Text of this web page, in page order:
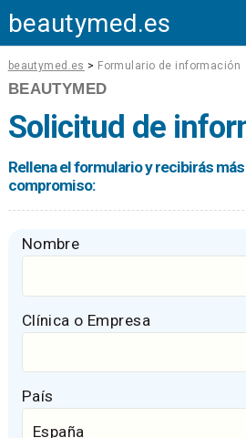
beautymed.es
beautymed.es > Formulario de información
BEAUTYMED
Solicitud de
Rellena el formulario y recibirás
compromiso:
Nombre
Clínica o Empresa
País